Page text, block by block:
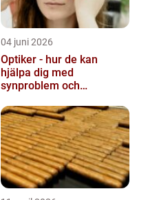
04 juni 2026
Optiker - hur de kan
hjälpa dig med
synproblem och